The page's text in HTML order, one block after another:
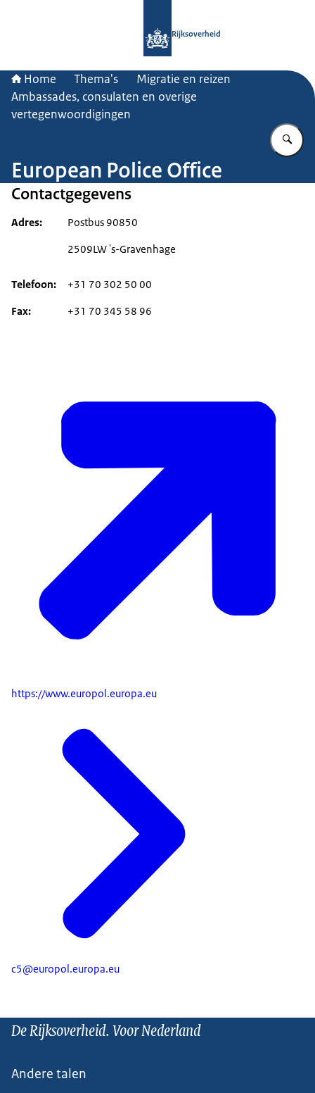
Rijksoverheid
Home Thema's
Migratie en reizen
Ambassades, consulaten en overige
vertegenwoordigingen
European Police Office
Contactgegevens
Adres
Postbus 90850
2509LW 's-Gravenhage
Telefoon +31 70 302 50 00
Fax +31 70 345 58 96
https://www.europol.europa.eu
c5@europol.europa.eu
De Rijksoverheid. Voor Nederland
Andere talen